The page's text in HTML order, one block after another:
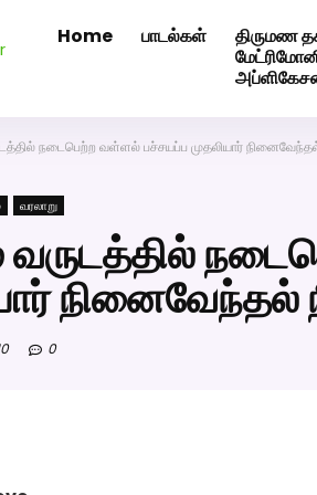
Home பாடல்கள்
திருமண
நடைபெற்ற வள்ளல் பச்சயப்ப முதலியார் நினைவேந்தல்
வரலாறு
வருடத்தில்
நினைவேந்தல்
0
வரன்களுக்கு அகமுடையார்மேட்ரி-